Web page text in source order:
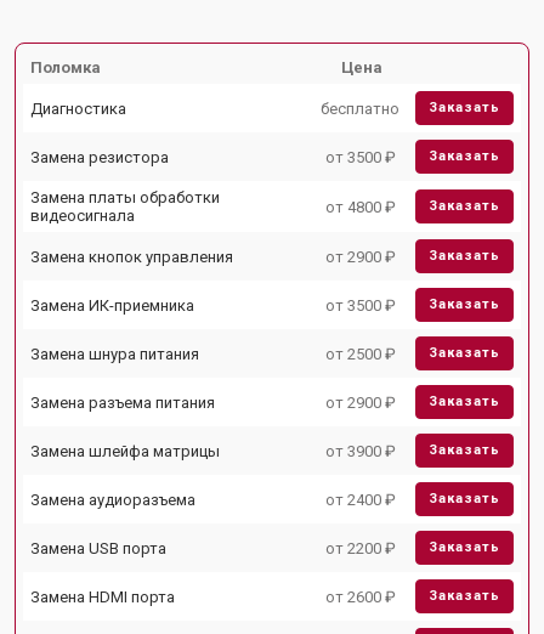
Поломка Цена
Диагностика бесплатно Заказать
Замена резистора от 3500 ₽ Заказать
Замена платы обработки
видеосигнала
от 4800 ₽ Заказать
Замена кнопок управления от 2900 ₽ Заказать
Замена ИК-приемника от 3500 ₽ Заказать
Замена шнура питания от 2500 ₽ Заказать
Замена разъема питания от 2900 ₽ Заказать
Замена шлейфа матрицы от 3900 ₽ Заказать
Замена аудиоразъема от 2400 ₽ Заказать
Замена USB порта от 2200 ₽ Заказать
Замена HDMI порта от 2600 ₽ Заказать